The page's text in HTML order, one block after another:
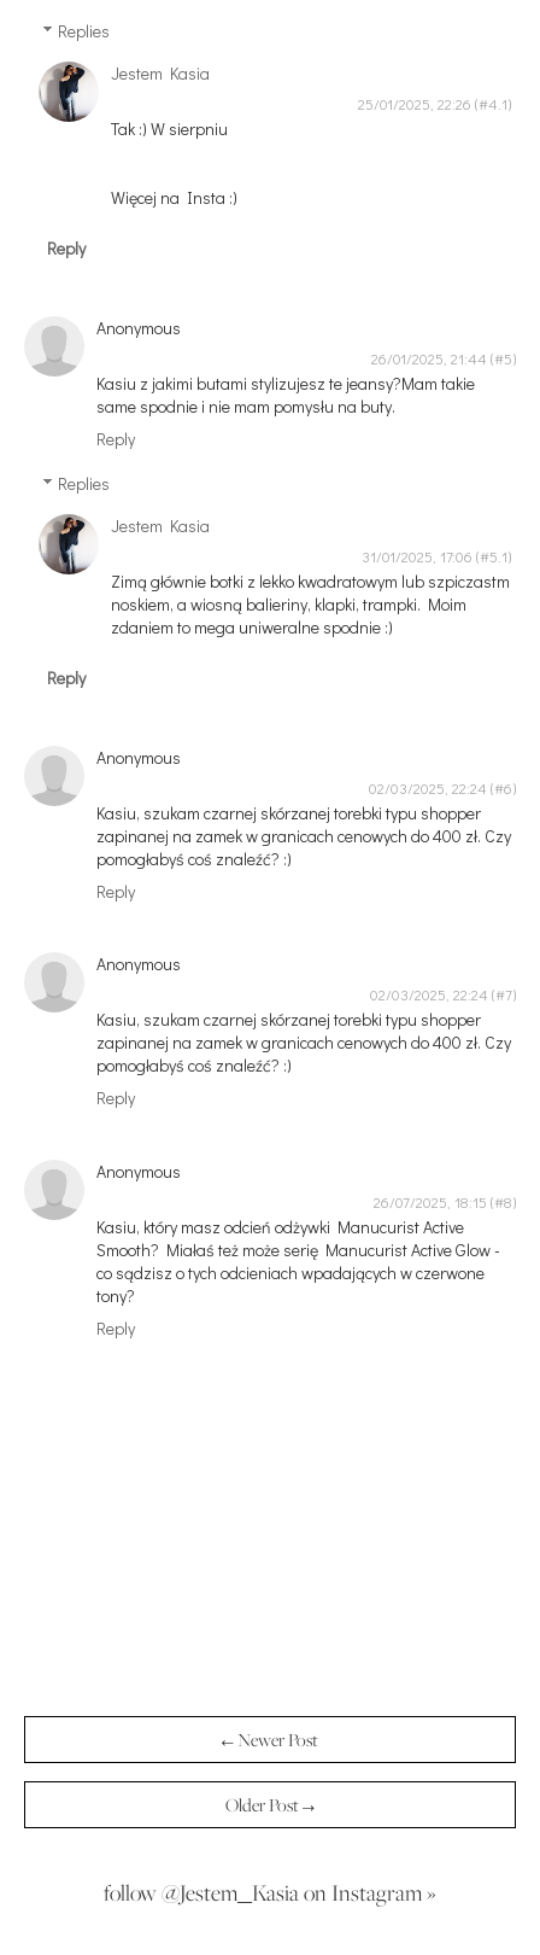
Replies
Jestem Kasia
25/01/2025, 22:26
Tak :) W sierpniu
Więcej na Insta :)
Reply
Anonymous
26/01/2025, 21:44
Kasiu z jakimi butami stylizujesz te jeansy?Mam takie
same spodnie i nie mam pomysłu na buty.
Reply
Replies
Jestem Kasia
31/01/2025, 17:06
Zimą głównie botki z lekko kwadratowym lub szpiczastm
noskiem, a wiosną balieriny, klapki, trampki. Moim
zdaniem to mega uniweralne spodnie :)
Reply
Anonymous
02/03/2025, 22:24
Kasiu, szukam czarnej skórzanej torebki typu shopper
zapinanej na zamek w granicach cenowych do 400 zł. Czy
pomogłabyś coś znaleźć? :)
Reply
Anonymous
02/03/2025, 22:24
Kasiu, szukam czarnej skórzanej torebki typu shopper
zapinanej na zamek w granicach cenowych do 400 zł. Czy
pomogłabyś coś znaleźć? :)
Reply
Anonymous
26/07/2025, 18:15
Kasiu, który masz odcień odżywki Manucurist Active
Smooth? Miałaś też może serię Manucurist Active Glow -
co sądzisz o tych odcieniach wpadających w czerwone
tony?
Reply
← Newer Post
Older Post →
follow @Jestem_Kasia on Instagram »